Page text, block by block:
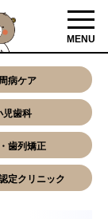
MENU
病ケア
児歯科
歯列矯正
定クリニック